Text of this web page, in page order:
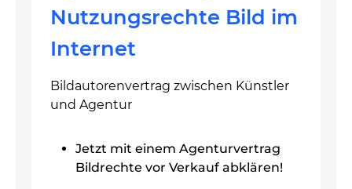
Nutzungsrechte Bild im
Internet
Bildautorenvertrag zwischen Künstler
und Agentur
Jetzt mit einem Agenturvertrag
Bildrechte vor Verkauf abklären!